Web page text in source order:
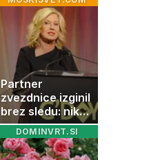
rezultat
Partner
zvezdnice izginil
brez sledu: nikoli
ga niso našli,
nato je prišla še
ena tragedija
DOMINVRT.SI